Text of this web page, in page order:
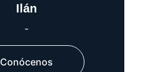
Ilán
-
Conócenos